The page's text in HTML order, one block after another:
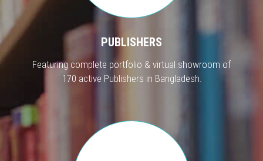
PUBLISHERS
Featuring complete portfolio & virtual showroom of
170 active Publishers in Bangladesh.